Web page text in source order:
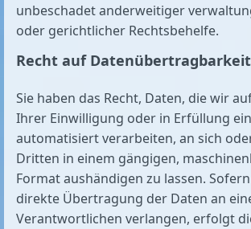
unbeschadet anderweitiger
oder gerichtlicher Rechtsbehelfe.
Recht auf Daten­übertrag­barkeit
Sie haben das Recht, Daten, die wir
Ihrer Einwilligung oder in Erfüllung
automatisiert verarbeiten, an sich
Dritten in einem gängigen,
Format aushändigen zu lassen.
direkte Übertragung der Daten an
Verantwortlichen verlangen, erfolgt